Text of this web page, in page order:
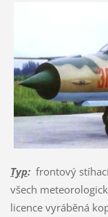
Typ:frontový stíhací
všech
licence vyráběná